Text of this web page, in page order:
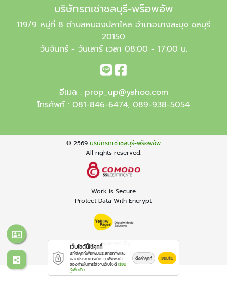
บริษัทรถเช่าชลบุรี-พร็อพอัพ
119/9 หมู่ที่ 8 ตำบลหนองปลาไหล อำเภอบางละมุง ชลบุรี
20150
วันจันทร์ - วันเสาร์ เวลา 08:00 - 17:00 น.
อีเมล : prop_up@yahoo.com
โทรศัพท์ : 081-846-6474, 089-938-5054
© 2569 บริษัทรถเช่าชลบุรี-พร็อพอัพ
All rights reserved.
Work is Secure
Protect Data With Encrypt
Powered By
Thailand YellowPages
เว็บไซต์นี้ใช้คุกกี้
เราใช้คุกกี้เพื่อเพิ่มประสิทธิภาพและ
มอบประสบการณ์ความพึงพอใจ
ของท่านในการใช้งานเว็บไซต์ เรียน
รู้เพิ่มเติม
ตั้งค่าคุกกี้ ยอมรับ